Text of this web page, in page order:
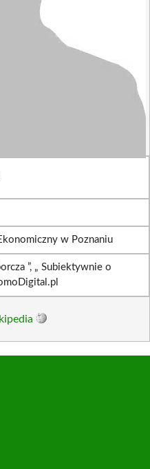
w Poznaniu
”, „ Subiektywnie o